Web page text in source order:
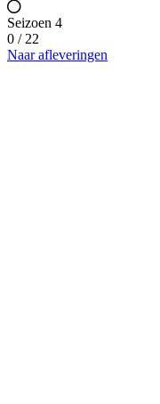
Seizoen 4
0 / 22
Naar afleveringen